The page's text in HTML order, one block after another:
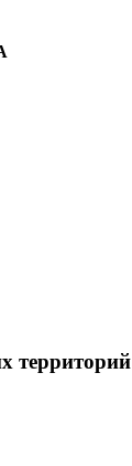
территорий